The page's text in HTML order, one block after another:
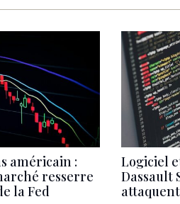
américain :
resserre
la Fed
Logiciel
Dassault
attaquent